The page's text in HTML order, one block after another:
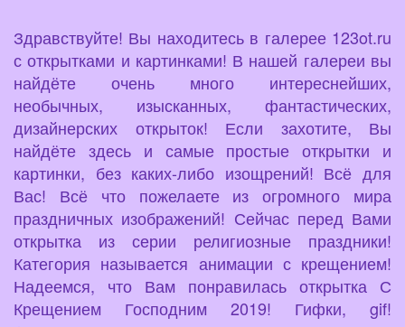
Здравствуйте! Вы находитесь в галерее 123ot.ru
с открытками и картинками! В нашей галереи вы
найдёте очень много интереснейших,
необычных, изысканных, фантастических,
дизайнерских открыток! Если захотите, Вы
найдёте здесь и самые простые открытки и
картинки, без каких-либо изощрений! Всё для
Вас! Всё что пожелаете из огромного мира
праздничных изображений! Сейчас перед Вами
открытка из серии религиозные праздники!
Категория называется анимации с крещением!
Надеемся, что Вам понравилась открытка С
Крещением Господним 2019! Гифки, gif!